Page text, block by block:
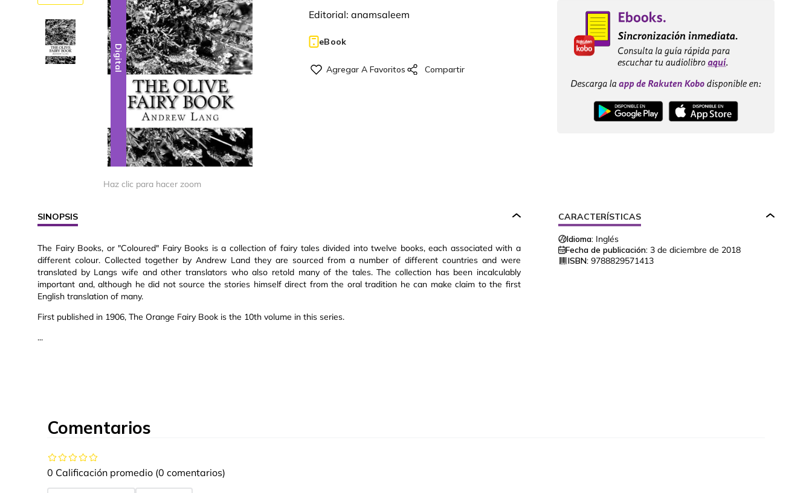
Digital
Haz clic para hacer zoom
Editorial: anamsaleem
eBook
SINOPSIS
The Fairy Books, or "Coloured" Fairy Books is a collection of fairy tales divided into twelve books, each associated with a
different colour. Collected together by Andrew Land they are sourced from a number of different countries and were
translated by Langs wife and other translators who also retold many of the tales. The collection has been incalculably
important and, although he did not source the stories himself direct from the oral tradition he can make claim to the first
English translation of many.
First published in 1906, The Orange Fairy Book is the 10th volume in this series.
...
CARACTERÍSTICAS
Idioma: Inglés
Fecha de publicación: 3 de diciembre de 2018
ISBN: 9788829571413
Comentarios
0 Calificación promedio (0 comentarios)